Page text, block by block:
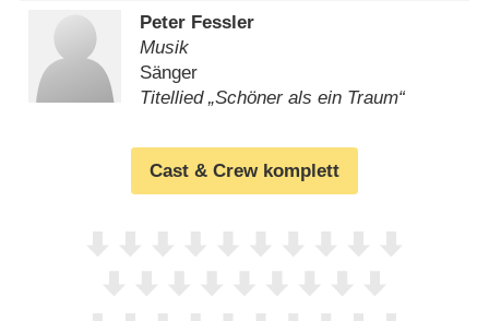
Peter Fessler
Musik
Sänger
Titellied „Schöner als ein Traum“
Cast & Crew komplett